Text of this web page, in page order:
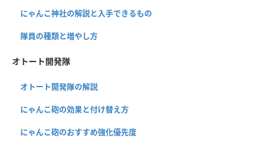
にゃんこ神社の解説と入手できるもの
隊員の種類と増やし方
オトート開発隊
オトート開発隊の解説
にゃんこ砲の効果と付け替え方
にゃんこ砲のおすすめ強化優先度